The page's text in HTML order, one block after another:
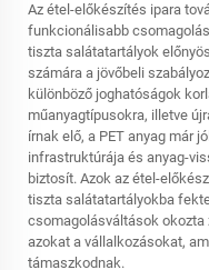
Az étel-előkészítés ipara
funkcionálisabb
tiszta salátatartályok
számára a jövőbeli
különböző joghatóságok
műanyagtípusokra, illetve
írnak elő, a PET anyag már
infrastruktúrája és anyag-
biztosít. Azok az étel-
tiszta salátatartályokba
csomagolásváltások
azokat a vállalkozásokat,
támaszkodnak.